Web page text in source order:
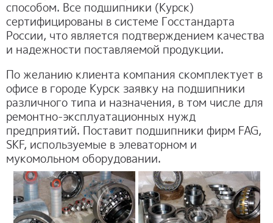
способом. Все подшипники (Курск)
сертифицированы в системе Госстандарта
России, что является подтверждением качества
и надежности поставляемой продукции.
По желанию клиента компания скомплектует в
офисе в городе Курск заявку на подшипники
различного типа и назначения, в том числе для
ремонтно-эксплуатационных нужд
предприятий. Поставит подшипники фирм FAG,
SKF, используемые в элеваторном и
мукомольном оборудовании.